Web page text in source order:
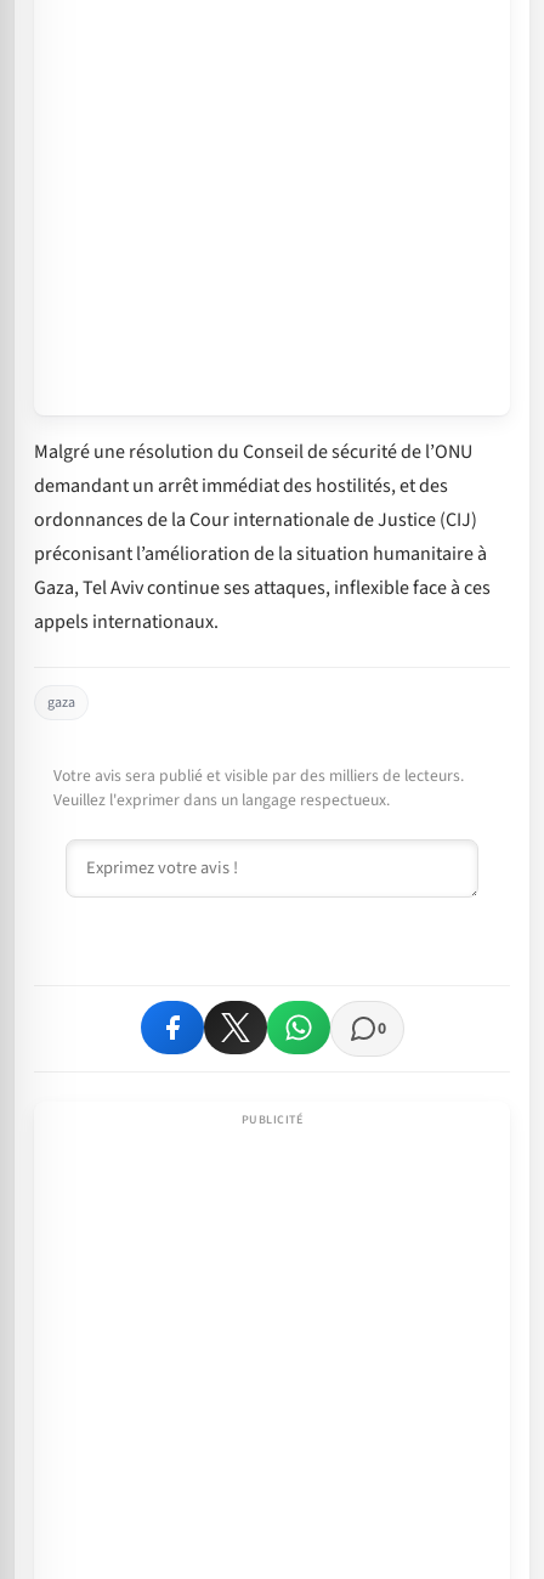
Malgré une résolution du Conseil de sécurité de l’ONU
demandant un arrêt immédiat des hostilités, et des
ordonnances de la Cour internationale de Justice (CIJ)
préconisant l’amélioration de la situation humanitaire à
Gaza, Tel Aviv continue ses attaques, inflexible face à ces
appels internationaux.
gaza
Votre avis sera publié et visible par des milliers de lecteurs.
Veuillez l'exprimer dans un langage respectueux.
Commentaire
0